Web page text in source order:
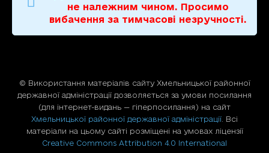
не належним чином. Просимо
вибачення за тимчасові незручності.
© Використання матерiалiв сайту Хмельницької районної
державної адміністрації дозволяється за умови посилання
(для iнтернет-видань — гiперпосилання) на сайт
Хмельницької районної державної адміністрації . Всі
матеріали на цьому сайті розміщені на умовах ліцензії
Creative Commons Attribution 4.0 International